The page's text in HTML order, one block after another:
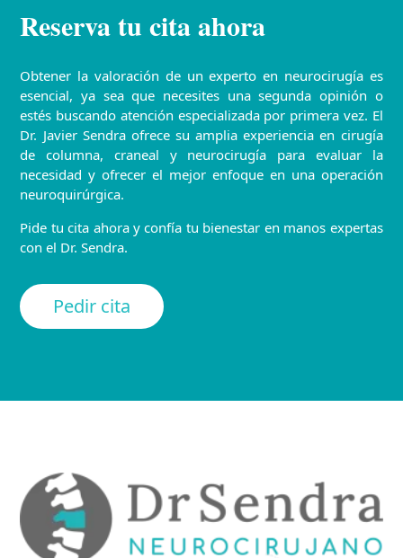
Reserva tu cita ahora
Obtener la valoración de un experto en neurocirugía es
esencial, ya sea que necesites una segunda opinión o
estés buscando atención especializada por primera vez. El
Dr. Javier Sendra ofrece su amplia experiencia en cirugía
de columna, craneal y neurocirugía para evaluar la
necesidad y ofrecer el mejor enfoque en una operación
neuroquirúrgica.
Pide tu cita ahora y confía tu bienestar en manos expertas
con el Dr. Sendra.
Pedir cita